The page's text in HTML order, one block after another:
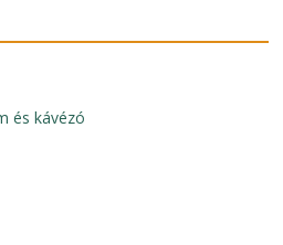
és kávézó